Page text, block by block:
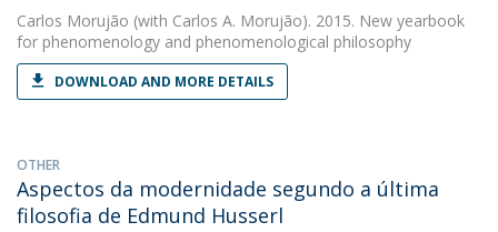
Carlos Morujão (with Carlos A. Morujão). 2015. New yearbook
for phenomenology and phenomenological philosophy
DOWNLOAD AND MORE DETAILS
OTHER
Aspectos da modernidade segundo a última
filosofia de Edmund Husserl